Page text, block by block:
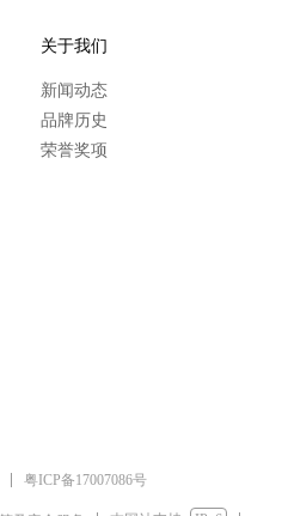
关于我们
新闻动态
品牌历史
荣誉奖项
粤ICP备17007086号